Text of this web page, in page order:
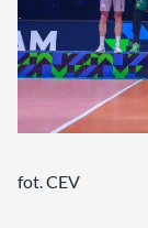
fot. CEV